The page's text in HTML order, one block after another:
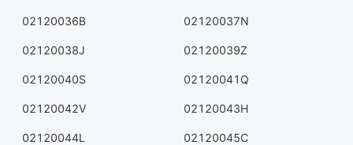
02120036B 02120037N
02120038J 02120039Z
02120040S 02120041Q
02120042V 02120043H
02120044L 02120045C